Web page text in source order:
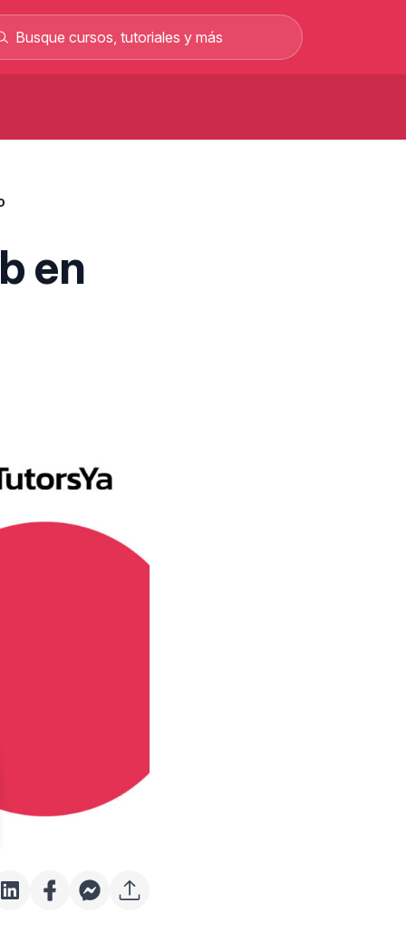
Curso de carretillero gratis: curso
como conductor
salarios de hasta 2.500 €
Curso de albañilería gratis curso
100% online
en